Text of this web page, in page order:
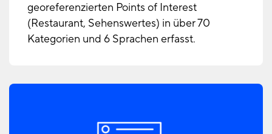
georeferenzierten Points of Interest
(Restaurant, Sehenswertes) in über 70
Kategorien und 6 Sprachen erfasst.